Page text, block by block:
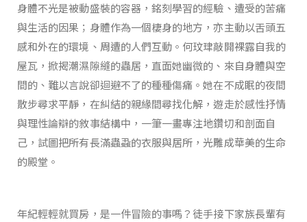
身體不光是被動盛裝的容器，銘刻學習的經驗、遭受的苦痛
與生活的因果；身體作為一個棲身的地方，亦主動以舌頭五
感和外在的環境、周遭的人們互動。何玟珒敲開裸露自我的
屋瓦，掀揭潮濕隙縫的蟲居，直面她幽微的、來自身體與空
間的、難以言說卻迴避不了的種種傷痛。她在不成眠的夜間
散步尋求平靜，在糾結的親緣間尋找化解，遊走於感性抒情
與理性論辯的敘事結構中，一筆一畫專注地鑽切和剖面自
己，試圖把所有長滿蟲蝨的衣服與居所，光雕成華美的生命
的殿堂。
年紀輕輕就買房，是一件冒險的事嗎？徒手接下家族長輩有